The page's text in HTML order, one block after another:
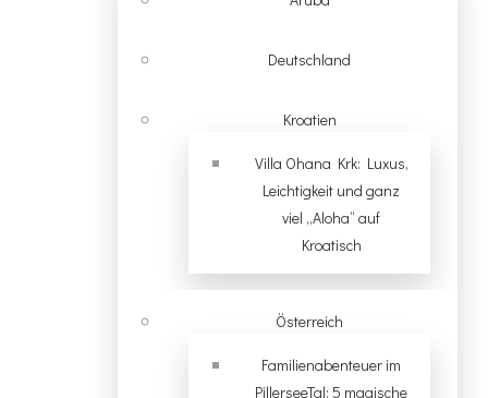
Deutschland
Kroatien
Villa Ohana Krk: Luxus,
Leichtigkeit und ganz
viel „Aloha“ auf
Kroatisch
Österreich
Familienabenteuer im
PillerseeTal: 5 magische